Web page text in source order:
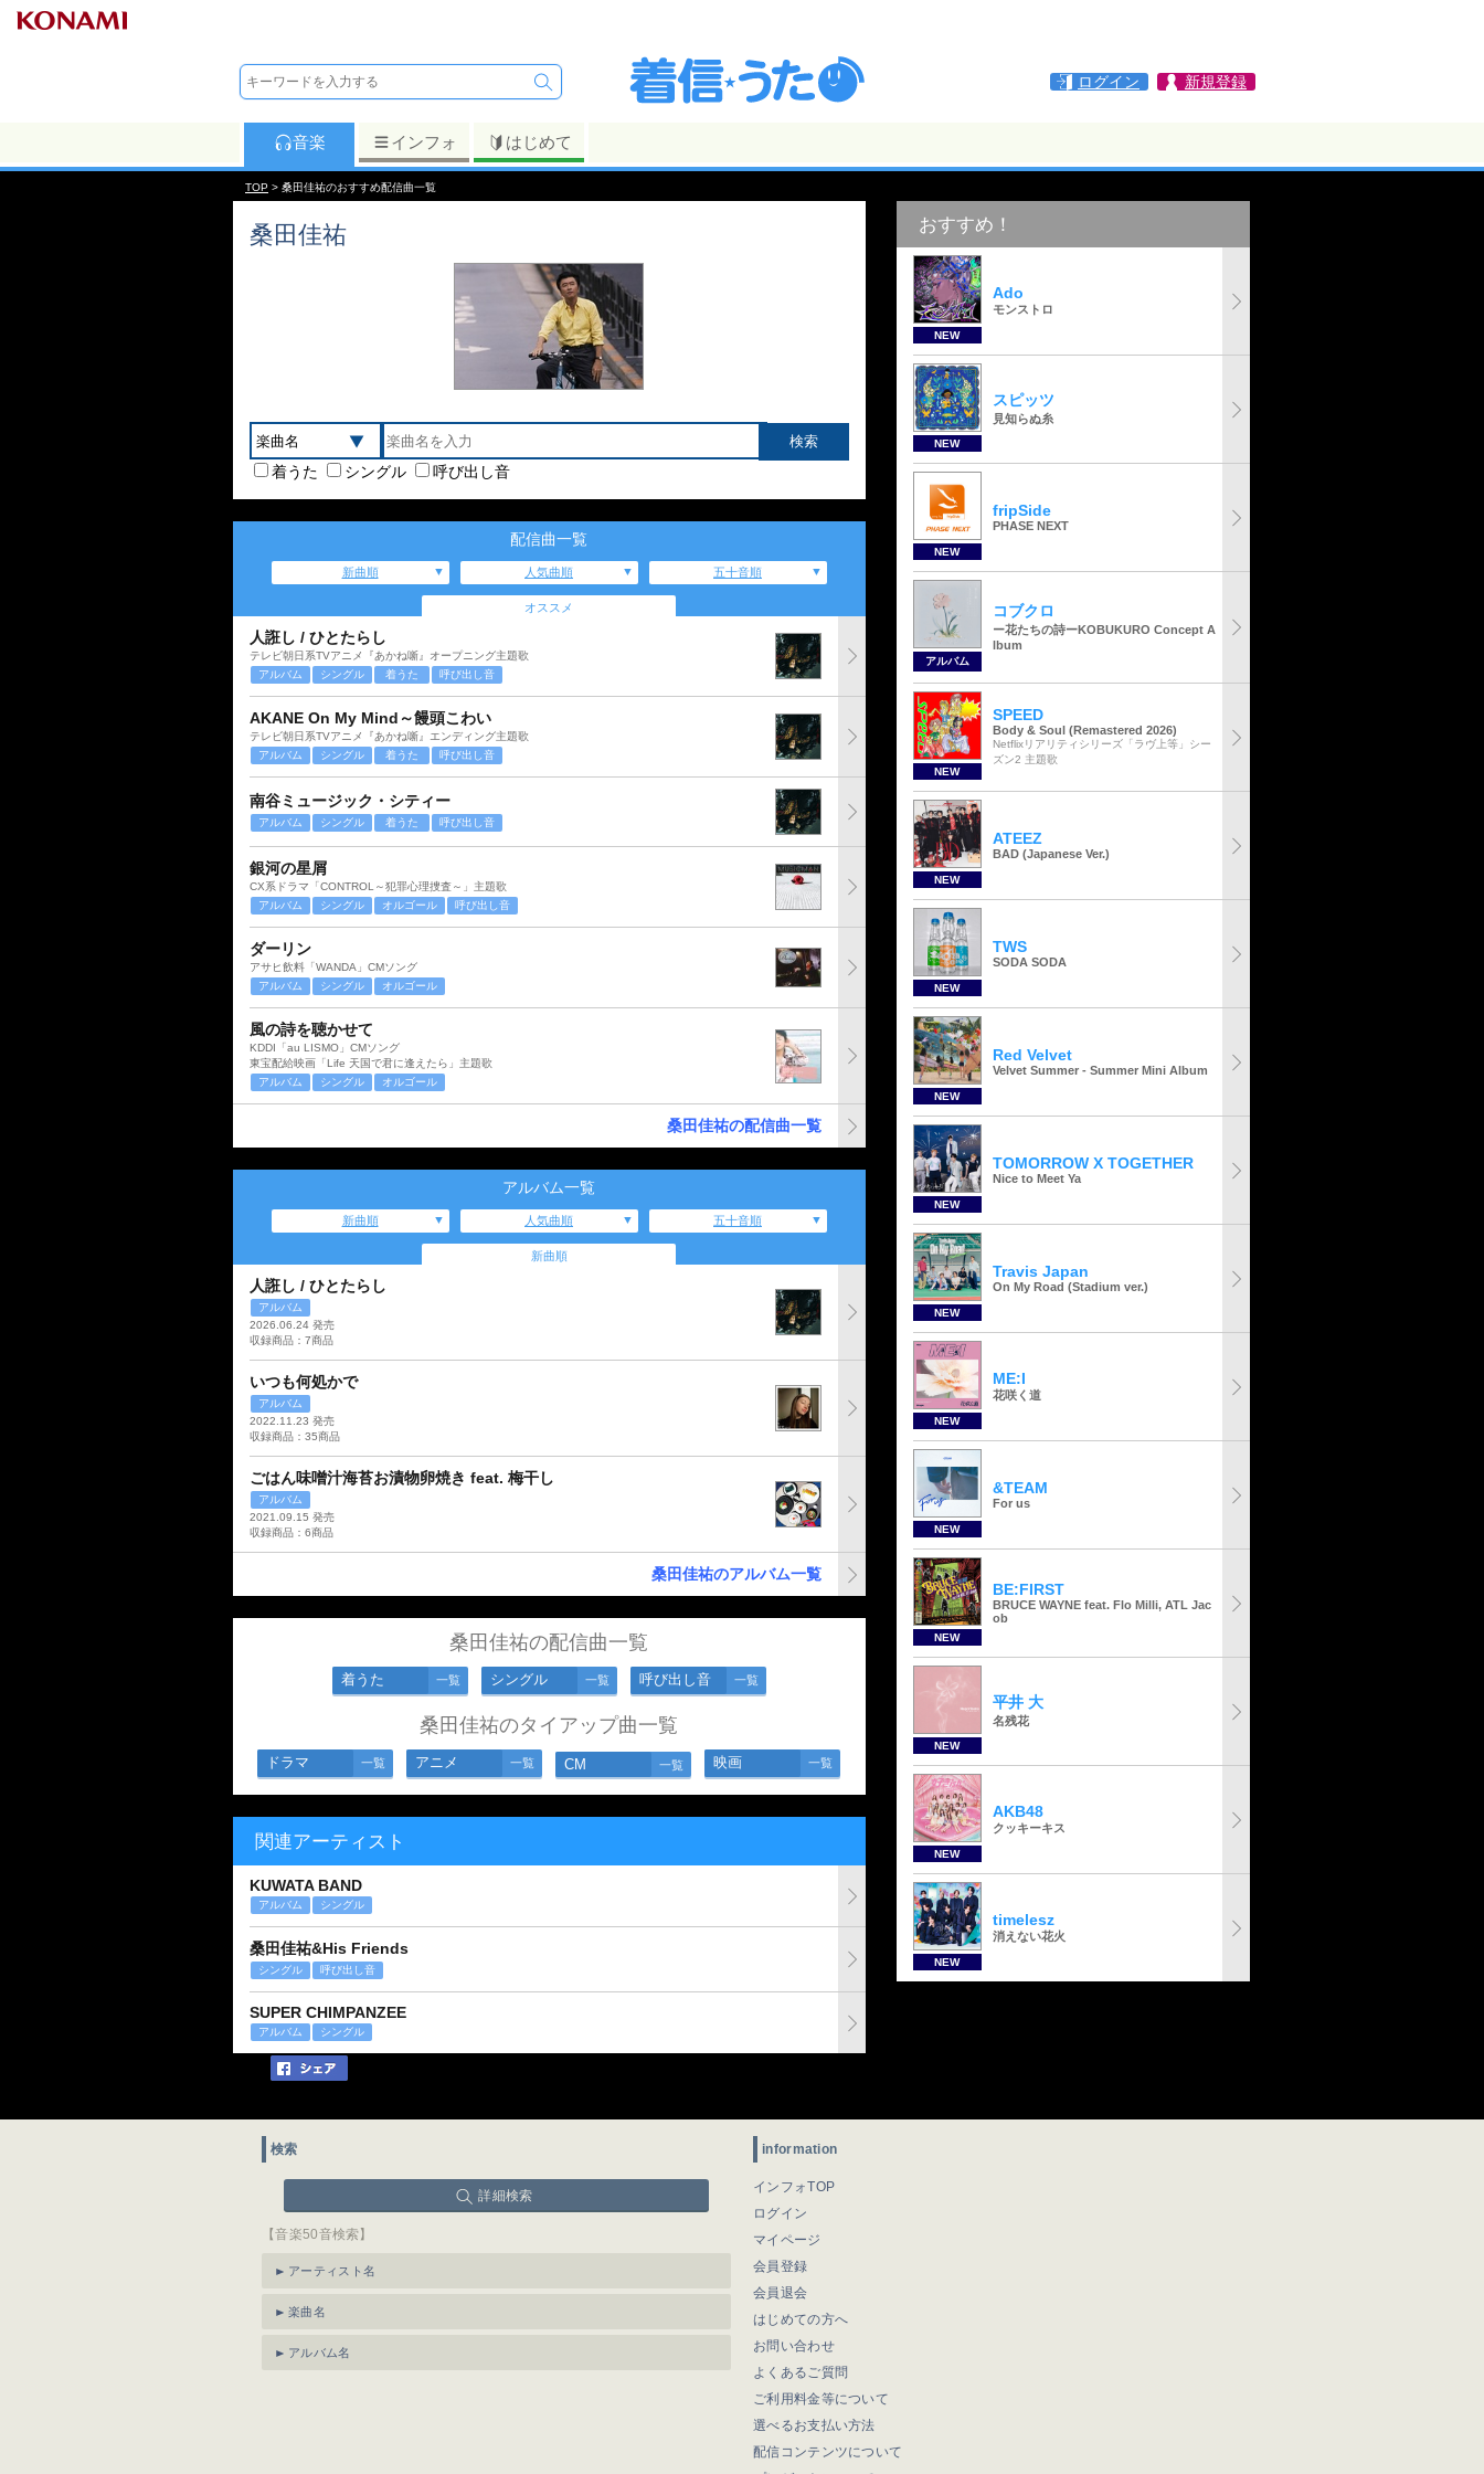
ログイン 新規登録
音楽 インフォ はじめて
TOP > 桑田佳祐のおすすめ配信曲一覧
桑田佳祐
着うた シングル 呼び出し音
配信曲一覧
新曲順 人気曲順 五十音順
オススメ
人誑し / ひとたらし
テレビ朝日系TVアニメ『あかね噺』オープニング主題歌
アルバム
シングル 着うた 呼び出し音
AKANE On My Mind～饅頭こわい
テレビ朝日系TVアニメ『あかね噺』エンディング主題歌
アルバム
シングル 着うた 呼び出し音
南谷ミュージック・シティー
アルバム シングル 着うた 呼び出し音
銀河の星屑
CX系ドラマ「CONTROL～犯罪心理捜査～」主題歌
アルバム
シングル オルゴール 呼び出し音
ダーリン
アサヒ飲料「WANDA」CMソング
アルバム
シングル オルゴール
風の詩を聴かせて
KDDI「au LISMO」CMソング
東宝配給映画「Life 天国で君に逢えたら」主題歌
アルバム
シングル オルゴール
桑田佳祐の配信曲一覧
アルバム一覧
新曲順 人気曲順 五十音順
新曲順
人誑し / ひとたらし
アルバム
2026.06.24 発売
収録商品：7商品
いつも何処かで
アルバム
2022.11.23 発売
収録商品：35商品
ごはん味噌汁海苔お漬物卵焼き feat. 梅干し
アルバム
2021.09.15 発売
収録商品：6商品
桑田佳祐のアルバム一覧
桑田佳祐の配信曲一覧
着うた 一覧 シングル 一覧 呼び出し音 一覧
桑田佳祐のタイアップ曲一覧
ドラマ 一覧 アニメ 一覧 CM 一覧 映画 一覧
関連アーティスト
KUWATA BAND
アルバム シングル
桑田佳祐&His Friends
シングル 呼び出し音
SUPER CHIMPANZEE
アルバム シングル
おすすめ！
NEW
Ado
モンストロ
NEW
スピッツ
見知らぬ糸
NEW
fripSide
PHASE NEXT
アルバム
コブクロ
ー花たちの詩ーKOBUKURO Concept A
lbum
NEW
SPEED
Body & Soul (Remastered 2026)
Netflixリアリティシリーズ「ラヴ上等」シー
ズン2 主題歌
NEW
ATEEZ
BAD (Japanese Ver.)
NEW
TWS
SODA SODA
NEW
Red Velvet
Velvet Summer - Summer Mini Album
NEW
TOMORROW X TOGETHER
Nice to Meet Ya
NEW
Travis Japan
On My Road (Stadium ver.)
NEW
ME:I
花咲く道
NEW
&TEAM
For us
NEW
BE:FIRST
BRUCE WAYNE feat. Flo Milli, ATL Jac
ob
NEW
平井 大
名残花
NEW
AKB48
クッキーキス
NEW
timelesz
消えない花火
検索
詳細検索
【音楽50音検索】
アーティスト名
楽曲名
アルバム名
information
インフォTOP
ログイン
マイページ
会員登録
会員退会
はじめての方へ
お問い合わせ
よくあるご質問
ご利用料金等について
選べるお支払い方法
配信コンテンツについて